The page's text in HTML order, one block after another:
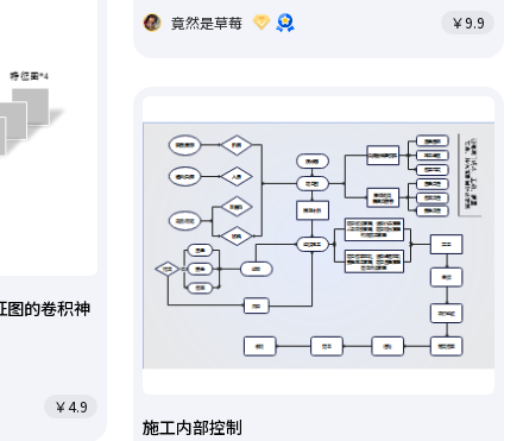
竟然是草莓
￥9.9
图的卷积神
￥4.9
施工内部控制